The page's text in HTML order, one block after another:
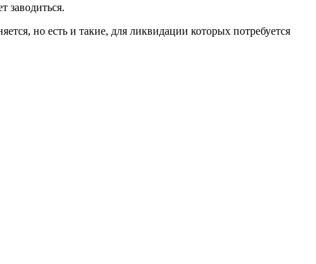
заводиться.
но есть и такие, для ликвидации которых потребуется